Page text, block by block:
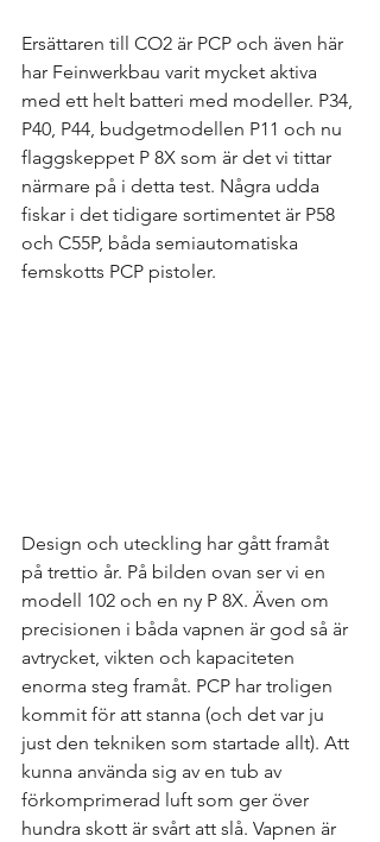
Ersättaren till CO2 är PCP och även här
har Feinwerkbau varit mycket aktiva
med ett helt batteri med modeller. P34,
P40, P44, budgetmodellen P11 och nu
flaggskeppet P 8X som är det vi tittar
närmare på i detta test. Några udda
fiskar i det tidigare sortimentet är P58
och C55P, båda semiautomatiska
femskotts PCP pistoler.
Design och uteckling har gått framåt
på trettio år. På bilden ovan ser vi en
modell 102 och en ny P 8X. Även om
precisionen i båda vapnen är god så är
avtrycket, vikten och kapaciteten
enorma steg framåt. PCP har troligen
kommit för att stanna (och det var ju
just den tekniken som startade allt). Att
kunna använda sig av en tub av
förkomprimerad luft som ger över
hundra skott är svårt att slå. Vapnen är